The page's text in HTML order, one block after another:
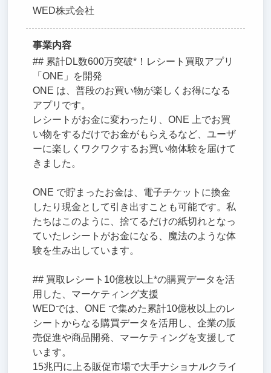
WED株式会社
事業内容
## 累計DL数600万突破*！レシート買取アプリ
「ONE」を開発
ONE は、普段のお買い物が楽しくお得になる
アプリです。
レシートがお金に変わったり、ONE 上でお買
い物をするだけでお金がもらえるなど、ユーザ
ーに楽しくワクワクするお買い物体験を届けて
きました。
ONE で貯まったお金は、電子チケットに換金
したり現金として引き出すことも可能です。私
たちはこのように、捨てるだけの紙切れとなっ
ていたレシートがお金になる、魔法のような体
験を生み出しています。
## 買取レシート10億枚以上*の購買データを活
用した、マーケティング支援
WEDでは、ONE で集めた累計10億枚以上のレ
シートからなる購買データを活用し、企業の販
売促進や商品開発、マーケティングを支援して
います。
15兆円に上る販促市場で大手ナショナルクライ